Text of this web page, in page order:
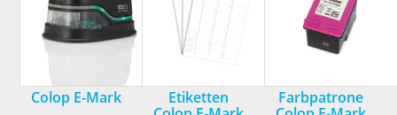
Colop E-Mark
Etiketten
Farbpatrone